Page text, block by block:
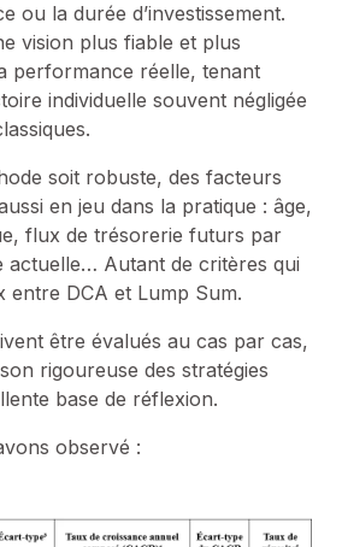
ou la durée d’investissement.
vision plus fiable et plus
performance réelle, tenant
individuelle souvent négligée
soit robuste, des facteurs
en jeu dans la pratique : âge,
flux de trésorerie futurs par
actuelle… Autant de critères qui
entre DCA et Lump Sum.
être évalués au cas par cas,
rigoureuse des stratégies
base de réflexion.
observé :